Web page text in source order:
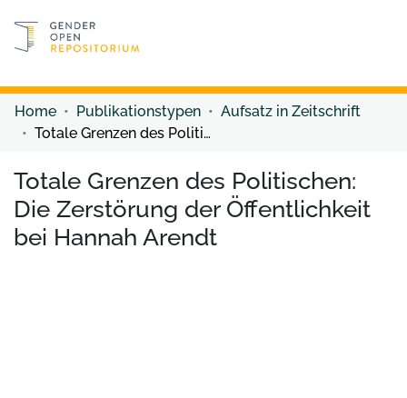
Discover content
Home Publikationstypen
Aufsatz in Zeitschrift
Totale Grenzen des Politischen: Die Zerstörung der Öffentlichkeit bei Hannah Arendt
Totale Grenzen des Politischen:
Die Zerstörung der Öffentlichkeit
bei Hannah Arendt